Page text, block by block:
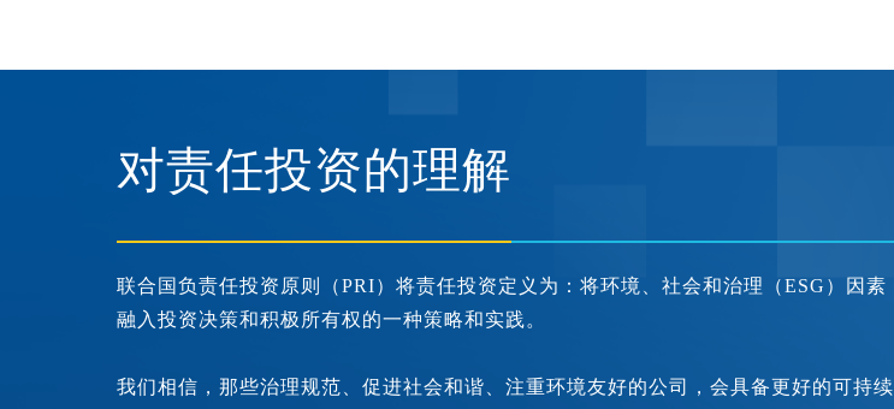
对责任投资的理解
联合国负责任投资原则（PRI）将责任投资定义为：将环境、社会和治理（ESG）因素
融入投资决策和积极所有权的一种策略和实践。
我们相信，那些治理规范、促进社会和谐、注重环境友好的公司，会具备更好的可持续